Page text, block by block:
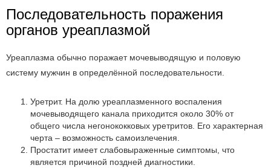
Последовательность поражения
органов уреаплазмой
Уреаплазма обычно поражает мочевыводящую и половую
систему мужчин в определённой последовательности.
Уретрит. На долю уреаплазменного воспаления
мочевыводящего канала приходится около 30% от
общего числа негонококковых уретритов. Его характерная
черта – возможность самоизлечения.
Простатит имеет слабовыраженные симптомы, что
является причиной поздней диагностики.